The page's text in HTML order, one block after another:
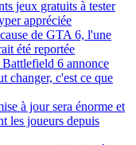
jeux gratuits à tester
appréciée
de GTA 6, l'une
été reportée
6 annonce
changer, c'est ce que
à jour sera énorme et
les joueurs depuis